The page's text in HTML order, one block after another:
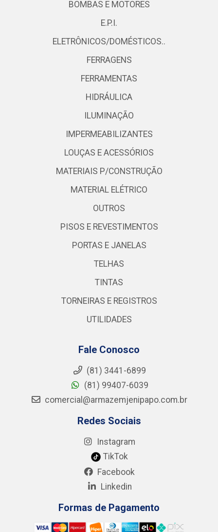
BOMBAS E MOTORES
E.P.I.
ELETRÔNICOS/DOMÉSTICOS..
FERRAGENS
FERRAMENTAS
HIDRÁULICA
ILUMINAÇÃO
IMPERMEABILIZANTES
LOUÇAS E ACESSÓRIOS
MATERIAIS P/CONSTRUÇÃO
MATERIAL ELÉTRICO
OUTROS
PISOS E REVESTIMENTOS
PORTAS E JANELAS
TELHAS
TINTAS
TORNEIRAS E REGISTROS
UTILIDADES
Fale Conosco
(81) 3441-6899
(81) 99407-6039
comercial@armazemjenipapo.com.br
Redes Sociais
Instagram
TikTok
Facebook
Linkedin
Formas de Pagamento